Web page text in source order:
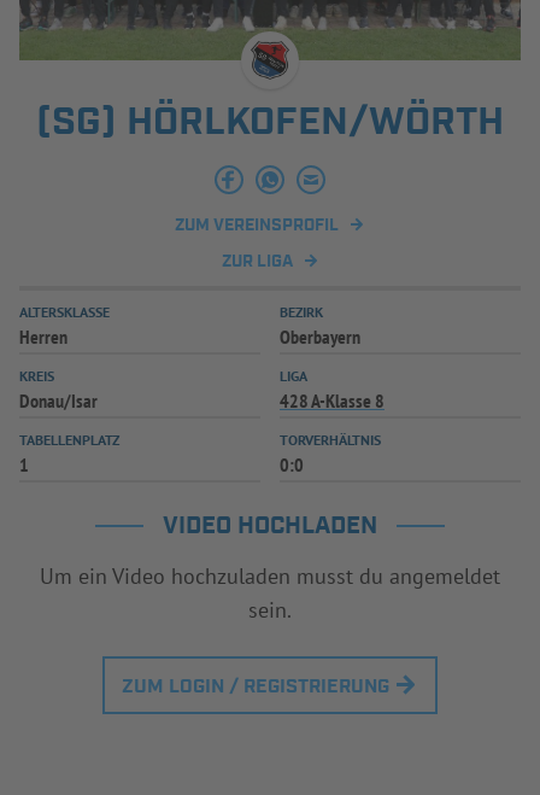
AUSBILDUNG & FÖRDERUNG
INFOTHEK SPIELPLUS
(SG) HÖRLKOFEN/WÖRTH
ZUM VEREINSPROFIL
ZUR LIGA
ALTERSKLASSE
Herren
BEZIRK
Oberbayern
KREIS
Donau/Isar
LIGA
428 A-Klasse 8
TABELLENPLATZ
1
TORVERHÄLTNIS
0:0
VIDEO HOCHLADEN
Um ein Video hochzuladen musst du angemeldet
sein.
ZUM LOGIN / REGISTRIERUNG